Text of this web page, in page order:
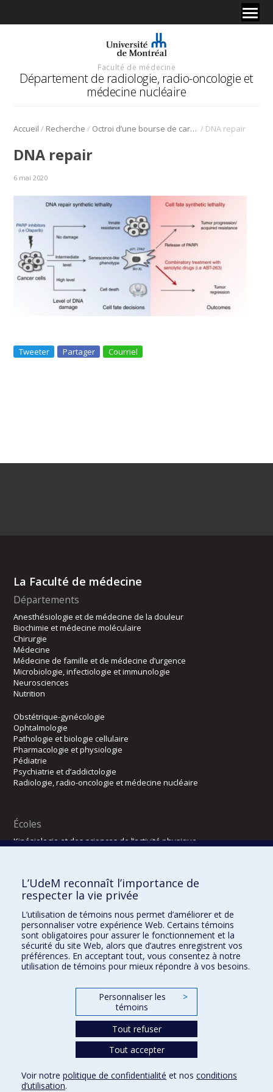
Faculté de médecine
Département de radiologie, radio-oncologie et
médecine nucléaire
Accueil / Recherche / Octroi d’une bourse de carrière du FRQS au Pr Francis Rodier / DNA repair
DNA repair
6 mai 2020
Tweeter Partager Courriel
La Faculté de médecine
Départements
Anesthésiologie et de médecine de la douleur
Biochimie et médecine moléculaire
Chirurgie
Médecine
Médecine de famille et de médecine d’urgence
Microbiologie, infectiologie et immunologie
Neurosciences
Nutrition
Obstétrique-gynécologie
Ophtalmologie
Pathologie et biologie cellulaire
Pharmacologie et physiologie
Pédiatrie
Psychiatrie et d’addictologie
Radiologie, radio-oncologie et médecine nucléaire
Écoles
Kinésiologie et des sciences de l’activité physique
Directions
DPC
CPASS
Éthique clinique
Conditions d’utilisation 2025-2026
Khun Visith Keu
Dr Mathieu Dehaes
Projets d’étudiants – été 2026
29e concours du programme de support professoral (PSP)
CONCOURS 2026-2027 – BOURSES DE FORMATION COMPLÉMENTAIRE
L’UdeM reconnaît l’importance de
respecter la vie privée
L’utilisation de témoins nous permet d’améliorer et de
personnaliser votre expérience Web. Certains témoins
sont obligatoires pour assurer le fonctionnement et la
sécurité du site Web, alors que d’autres enregistrent vos
préférences. En acceptant tout, vous consentez à notre
utilisation de témoins pour mieux répondre à vos besoins.
Personnaliser les
témoins
>
Tout refuser
Tout accepter
Voir notre politique de confidentialité et nos conditions
d’utilisation.